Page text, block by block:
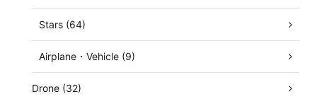
Stars (64)
Airplane・Vehicle (9)
Drone (32)